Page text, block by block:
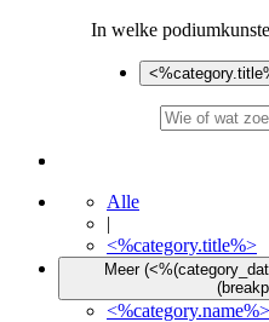
In welke
Alle
|
<%category.title%>
Meer
<%category.name%>